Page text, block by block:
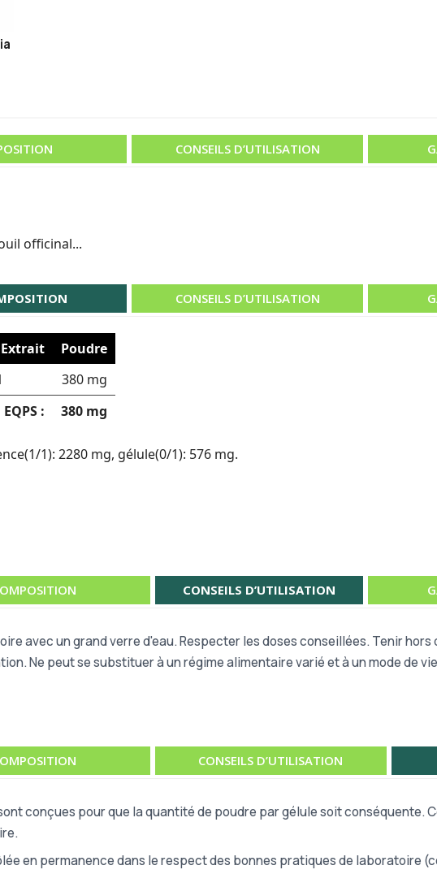
CONSEILS D’UTILISATION
officinal...
CONSEILS D’UTILISATION
Poudre
380 mg
EQPS : 380 mg
1): 2280 mg, gélule(0/1): 576 mg.
CONSEILS D’UTILISATION
avec un grand verre d'eau. Respecter les doses conseillées. Tenir
Ne peut se substituer à un régime alimentaire varié et à un mode de
CONSEILS D’UTILISATION
conçues pour que la quantité de poudre par gélule soit conséquente.
en permanence dans le respect des bonnes pratiques de laboratoire